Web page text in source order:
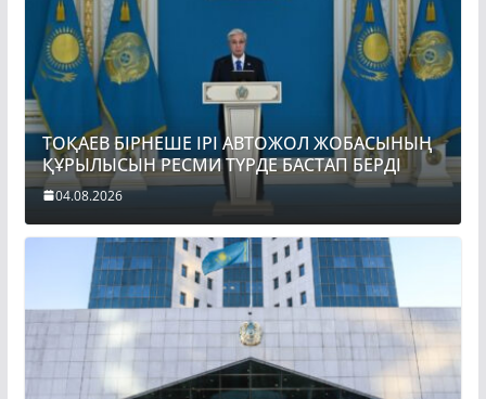
ТОҚАЕВ БІРНЕШЕ ІРІ АВТОЖОЛ ЖОБАСЫНЫҢ
ҚҰРЫЛЫСЫН РЕСМИ ТҮРДЕ БАСТАП БЕРДІ
04.08.2026